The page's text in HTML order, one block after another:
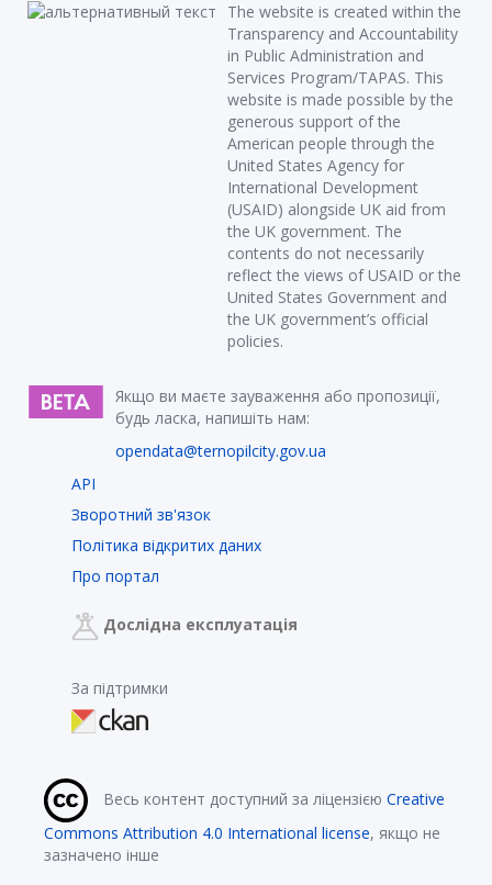
The website is created within the
Transparency and Accountability
in Public Administration and
Services Program/TAPAS. This
website is made possible by the
generous support of the
American people through the
United States Agency for
International Development
(USAID) alongside UK aid from
the UK government. The
contents do not necessarily
reflect the views of USAID or the
United States Government and
the UK government’s official
policies.
Якщо ви маєте зауваження або пропозиції,
будь ласка, напишіть нам:
opendata@ternopilcity.gov.ua
API
Зворотний зв'язок
Політика відкритих даних
Про портал
Дослідна експлуатація
За підтримки
Весь контент доступний за ліцензією Creative
Commons Attribution 4.0 International license, якщо не
зазначено інше